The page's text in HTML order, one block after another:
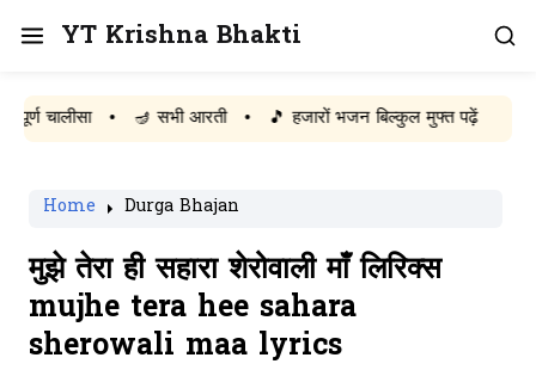
YT Krishna Bhakti
• 🪔 सभी आरती • 🎵 हजारों भजन बिल्कुल मुफ्त पढ़ें
Home Durga Bhajan
मुझे तेरा ही सहारा शेरोवाली माँ लिरिक्स
mujhe tera hee sahara
sherowali maa lyrics